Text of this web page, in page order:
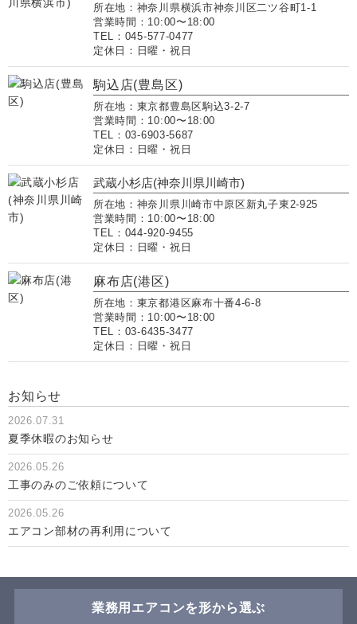
所在地：神奈川県横浜市神奈川区二ツ谷町1-1
営業時間：10:00〜18:00
TEL：045-577-0477
定休日：日曜・祝日
駒込店(豊島区)
所在地：東京都豊島区駒込3-2-7
営業時間：10:00〜18:00
TEL：03-6903-5687
定休日：日曜・祝日
武蔵小杉店(神奈川県川崎市)
所在地：神奈川県川崎市中原区新丸子東2-925
営業時間：10:00〜18:00
TEL：044-920-9455
定休日：日曜・祝日
麻布店(港区)
所在地：東京都港区麻布十番4-6-8
営業時間：10:00〜18:00
TEL：03-6435-3477
定休日：日曜・祝日
お知らせ
2026.07.31
夏季休暇のお知らせ
2026.05.26
工事のみのご依頼について
2026.05.26
エアコン部材の再利用について
業務用エアコンを形から選ぶ